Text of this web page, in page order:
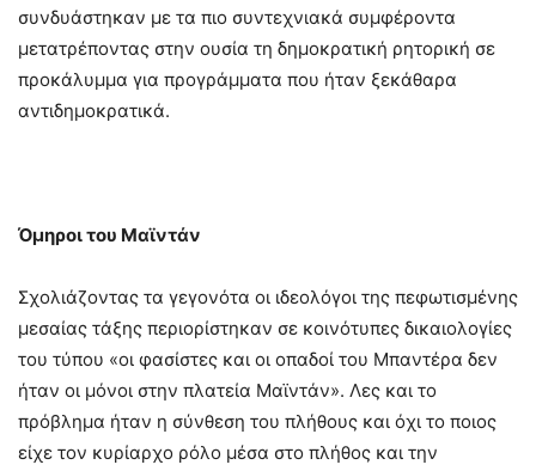
συνδυάστηκαν με τα πιο συντεχνιακά συμφέροντα
μετατρέποντας στην ουσία τη δημοκρατική ρητορική σε
προκάλυμμα για προγράμματα που ήταν ξεκάθαρα
αντιδημοκρατικά.
Όμηροι του Μαϊντάν
Σχολιάζοντας τα γεγονότα οι ιδεολόγοι της πεφωτισμένης
μεσαίας τάξης περιορίστηκαν σε κοινότυπες δικαιολογίες
του τύπου «οι φασίστες και οι οπαδοί του Μπαντέρα δεν
ήταν οι μόνοι στην πλατεία Μαϊντάν». Λες και το
πρόβλημα ήταν η σύνθεση του πλήθους και όχι το ποιος
είχε τον κυρίαρχο ρόλο μέσα στο πλήθος και την